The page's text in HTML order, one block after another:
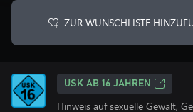
ZUR WUNSCHLISTE
USK AB 16 JAHREN
Hinweis auf sexuelle Gewalt,